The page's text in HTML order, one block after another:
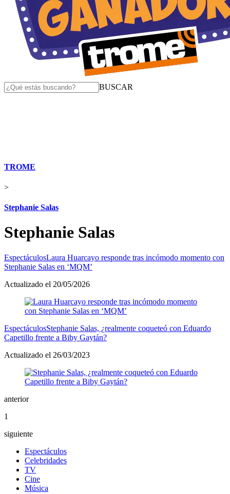
BUSCAR
TROME
>
Stephanie Salas
Stephanie Salas
EspectáculosLaura Huarcayo responde tras incómodo momento con
Stephanie Salas en ‘MQM’
Actualizado el 20/05/2026
EspectáculosStephanie Salas, ¿realmente coqueteó con Eduardo
Capetillo frente a Biby Gaytán?
Actualizado el 26/03/2023
anterior
1
siguiente
Espectáculos
Celebridades
TV
Cine
Música